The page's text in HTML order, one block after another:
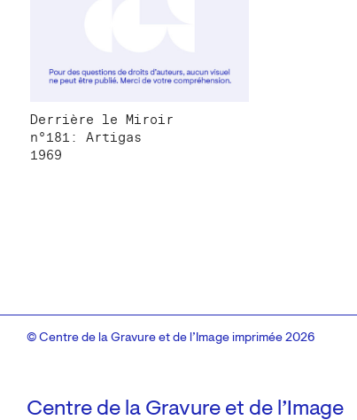
Derrière le Miroir
n°181: Artigas
1969
Centre de la Gravure et de l’Image
© Centre de la Gravure et de l’Image imprimée 2026